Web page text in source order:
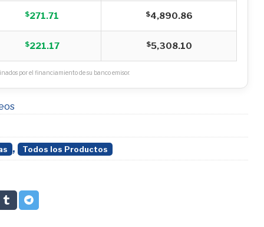
$271.71 $4,890.86
$221.17 $5,308.10
por el financiamiento de su banco emisor.
, Todos los Productos